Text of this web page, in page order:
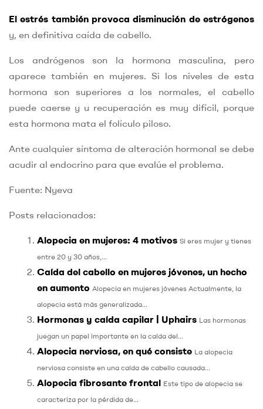
El estrés también provoca disminución de estrógenos
y, en definitiva caída de cabello.
Los andrógenos son la hormona masculina, pero
aparece también en mujeres. Si los niveles de esta
hormona son superiores a los normales, el cabello
puede caerse y u recuperación es muy difícil, porque
esta hormona mata el folículo piloso.
Ante cualquier síntoma de alteración hormonal se debe
acudir al endocrino para que evalúe el problema.
Fuente: Nyeva
Posts relacionados:
Alopecia en mujeres: 4 motivos Si eres mujer y tienes
entre 20 y 30 años,...
Caída del cabello en mujeres jóvenes, un hecho
en aumento Alopecia en mujeres jóvenes Actualmente, la
alopecia está más generalizada...
Hormonas y caída capilar | Uphairs Las hormonas
juegan un papel importante en la caída del...
Alopecia nerviosa, en qué consiste La alopecia
nerviosa consiste en una caída de cabello causada...
Alopecia fibrosante frontal Este tipo de alopecia se
caracteriza por la pérdida de...